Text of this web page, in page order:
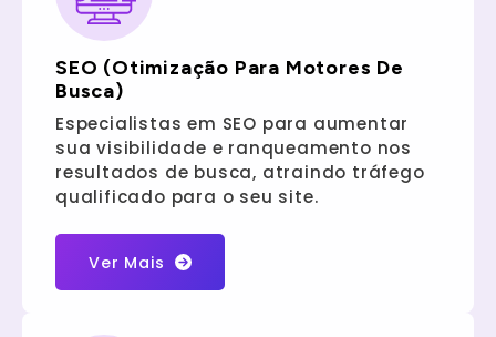
SEO (Otimização Para Motores De
Busca)
Especialistas em SEO para aumentar
sua visibilidade e ranqueamento nos
resultados de busca, atraindo tráfego
qualificado para o seu site.
Ver Mais